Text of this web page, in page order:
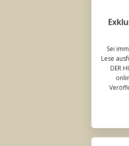
Sei
Lese
DER